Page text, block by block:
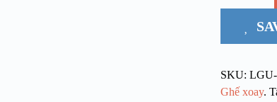
SKU:
Ghế xoay.